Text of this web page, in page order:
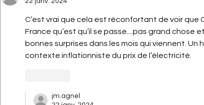
C’est vrai que cela est réconfortant de voir que
France qu’est qu’il se passe....pas grand chose
bonnes surprises dans les mois qui viennent. Un
contexte inflationniste du prix de l’électricité.
jm.agnel